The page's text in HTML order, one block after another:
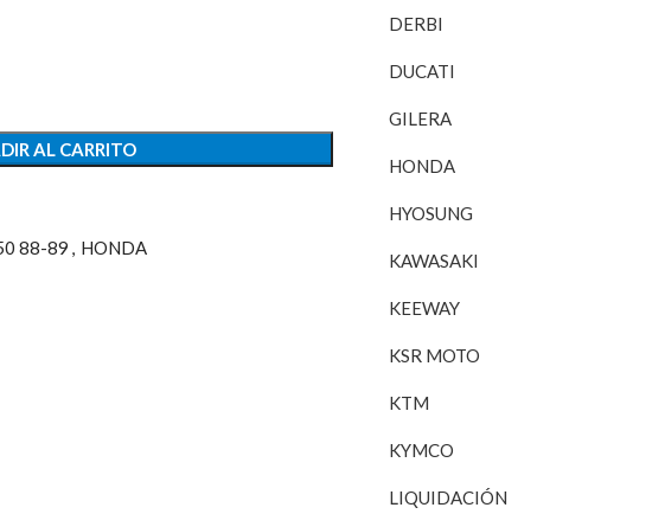
AL CARRITO
88-89 , HONDA
DERBI
DUCATI
GILERA
HONDA
HYOSUNG
KAWASAKI
KEEWAY
KSR MOTO
KTM
KYMCO
LIQUIDACIÓN